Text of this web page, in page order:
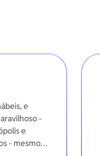
e
-
e
- mesmo